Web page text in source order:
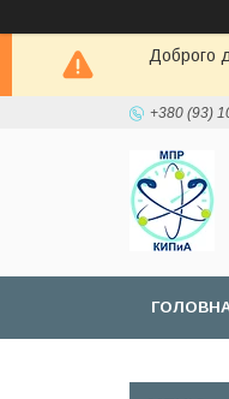
Доброго
+380 (93)